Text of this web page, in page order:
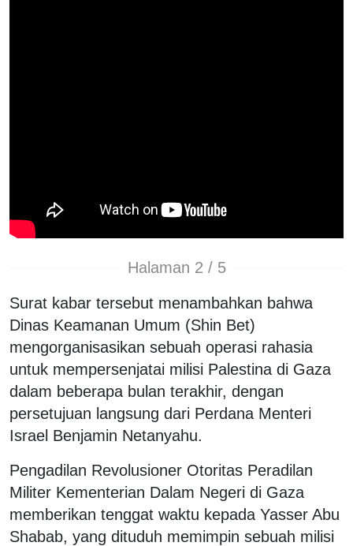
Halaman 2 / 5
Surat kabar tersebut menambahkan bahwa
Dinas Keamanan Umum (Shin Bet)
mengorganisasikan sebuah operasi rahasia
untuk mempersenjatai milisi Palestina di Gaza
dalam beberapa bulan terakhir, dengan
persetujuan langsung dari Perdana Menteri
Israel Benjamin Netanyahu.
Pengadilan Revolusioner Otoritas Peradilan
Militer Kementerian Dalam Negeri di Gaza
memberikan tenggat waktu kepada Yasser Abu
Shabab, yang dituduh memimpin sebuah milisi